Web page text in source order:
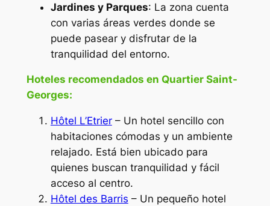
Jardines y Parques: La zona cuenta
con varias áreas verdes donde se
puede pasear y disfrutar de la
tranquilidad del entorno.
Hoteles recomendados en Quartier Saint-
Georges:
Hôtel L’Etrier– Un hotel sencillo con
habitaciones cómodas y un ambiente
relajado. Está bien ubicado para
quienes buscan tranquilidad y fácil
acceso al centro.
Hôtel des Barris – Un pequeño hotel